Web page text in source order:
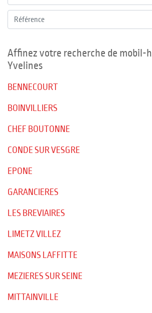
Affinez votre recherche de mobil-
Yvelines
BENNECOURT
BOINVILLIERS
CHEF BOUTONNE
CONDE SUR VESGRE
EPONE
GARANCIERES
LES BREVIAIRES
LIMETZ VILLEZ
MAISONS LAFFITTE
MEZIERES SUR SEINE
MITTAINVILLE